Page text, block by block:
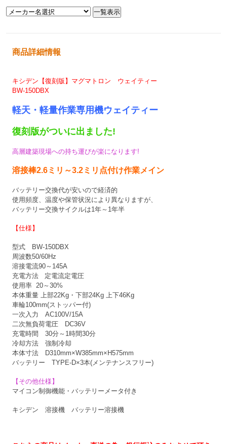
商品詳細情報
キシデン【復刻版】マグマトロン ウェイティー
BW-150DBX
軽天・軽量作業専用機ウェイティー
復刻版がついに出ました!
高層建築現場への持ち運びが楽になります!
溶接棒2.6ミリ～3.2ミリ点付け作業メイン
バッテリー交換代が安いので経済的
使用頻度、温度や保管状況により異なりますが、
バッテリー交換サイクルは1年～1年半
【仕様】
型式 BW-150DBX
周波数50/60Hz
溶接電流90～145A
充電方法 定電流定電圧
使用率 20～30%
本体重量 上部22Kg・下部24Kg 上下46Kg
車輪100mm(ストッパー付)
一次入力 AC100V/15A
二次無負荷電圧 DC36V
充電時間 30分～1時間30分
冷却方法 強制冷却
本体寸法 D310mm×W385mm×H575mm
バッテリー TYPE-D×3本(メンテナンスフリー)
【その他仕様】
マイコン制御機能・バッテリーメータ付き
キシデン 溶接機 バッテリー溶接機